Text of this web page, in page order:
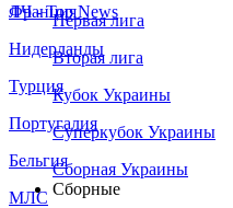
Франция
Нидерланды
Турция
Португалия
Бельгия
МЛС
ЛЧ - Top News
Первая лига
Вторая лига
Кубок Украины
Суперкубок Украины
Сборная Украины
Сборные